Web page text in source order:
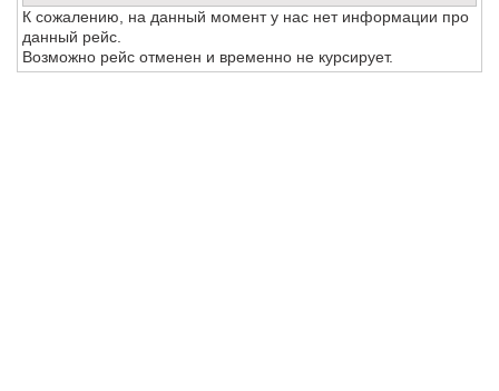
К сожалению, на данный момент у нас нет информации про
данный рейс.
Возможно рейс отменен и временно не курсирует.